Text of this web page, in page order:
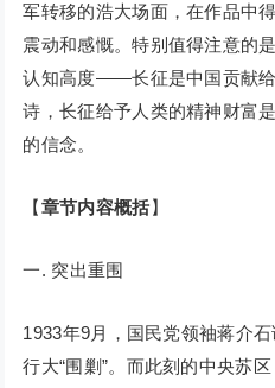
军转移的浩大场面，在作品中
震动和感慨。特别值得注意的
认知高度——长征是中国贡献
诗，长征给予人类的精神财富
的信念。
【章节内容概括】
一. 突出重围
1933年9月，国民党领袖蒋介
行大“围剿”。而此刻的中央苏